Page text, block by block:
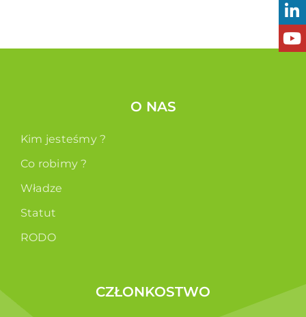
O NAS
Kim jesteśmy ?
Co robimy ?
Władze
Statut
RODO
CZŁONKOSTWO